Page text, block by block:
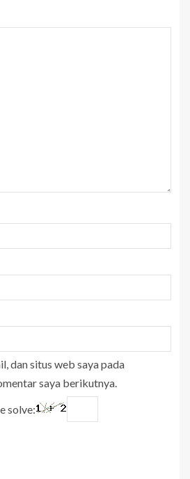
dan situs web saya pada
saya berikutnya.
solve: